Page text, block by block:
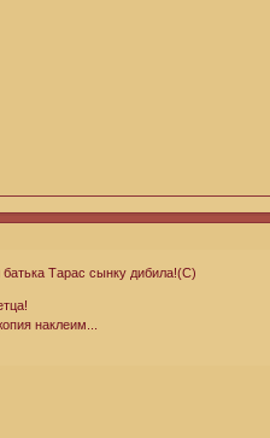
Тарас сынку дибила!(С)
наклеим...